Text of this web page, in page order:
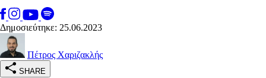
Δημοσιεύτηκε: 25.06.2023
Πέτρος Χαριζακλής
SHARE